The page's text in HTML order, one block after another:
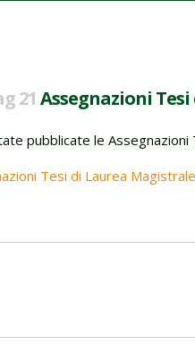
21 Assegnazioni
pubblicate le
Tesi di Laurea